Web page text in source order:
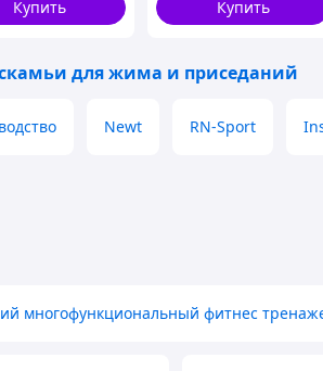
Купить
Купить
для жима и приседаний
Newt RN-Sport
многофункциональный фитнес